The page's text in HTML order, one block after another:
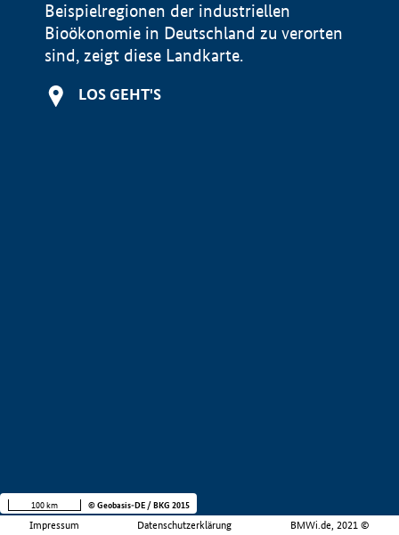
Beispielregionen der industriellen
Bioökonomie in Deutschland zu verorten
sind, zeigt diese Landkarte.
LOS GEHT'S
Impressum Datenschutzerklärung BMWi.de, 2021 ©
100 km © Geobasis-DE / BKG 2015